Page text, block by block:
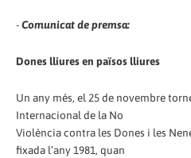
-Comunicat de premsa:
Dones lliures en països lliures
Un any més, el 25 de novembre
Internacional de la No
Violència contra les Dones i les
fixada l’any 1981, quan